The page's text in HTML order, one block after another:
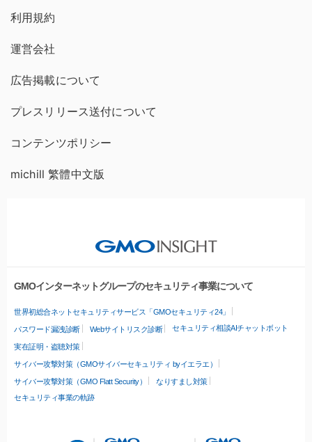
利用規約
運営会社
広告掲載について
プレスリリース送付について
コンテンツポリシー
michill 繁體中文版
GMOインターネットグループのセキュリティ事業について
世界初総合ネットセキュリティサービス「GMOセキュリティ24」
パスワード漏洩診断 Webサイトリスク診断 セキュリティ相談AIチャットボット
実在証明・盗聴対策
サイバー攻撃対策（GMOサイバーセキュリティ byイエラエ）
サイバー攻撃対策（GMO Flatt Security）
なりすまし対策
セキュリティ事業の軌跡